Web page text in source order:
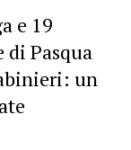
e 19
Pasqua
un